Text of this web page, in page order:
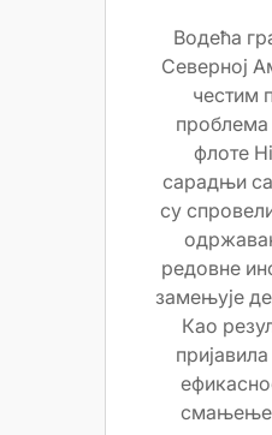
Водећа
Северној
честим
флоте
сарадњи
су
редовне
замењује
Као
смањење